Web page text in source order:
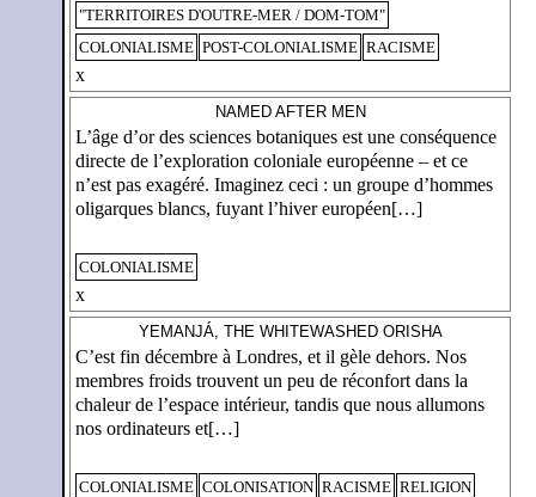
"TERRITOIRES D'OUTRE-MER / DOM-TOM"
COLONIALISME POST-COLONIALISME RACISME
x
NAMED AFTER MEN
L’âge d’or des sciences botaniques est une conséquence
directe de l’exploration coloniale européenne – et ce
n’est pas exagéré. Imaginez ceci : un groupe d’hommes
oligarques blancs, fuyant l’hiver européen[…]
COLONIALISME
x
YEMANJÁ, THE WHITEWASHED ORISHA
C’est fin décembre à Londres, et il gèle dehors. Nos
membres froids trouvent un peu de réconfort dans la
chaleur de l’espace intérieur, tandis que nous allumons
nos ordinateurs et[…]
COLONIALISME COLONISATION RACISME RELIGION